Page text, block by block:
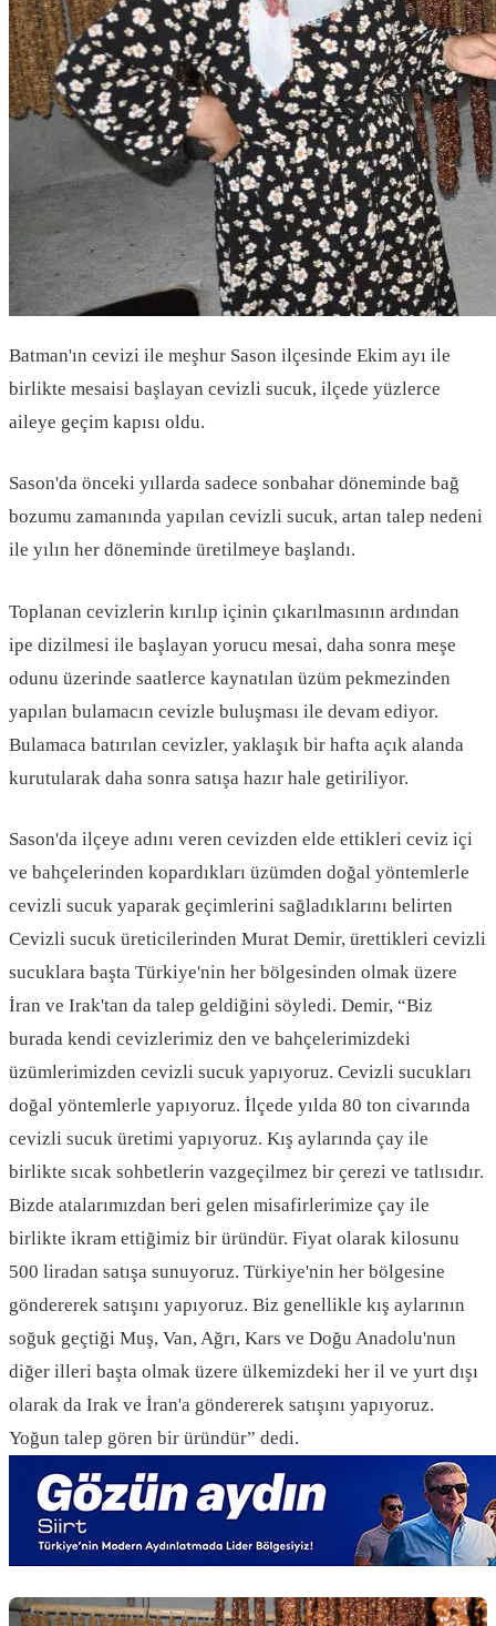
Batman'ın cevizi ile meşhur Sason ilçesinde Ekim ayı ile
birlikte mesaisi başlayan cevizli sucuk, ilçede yüzlerce
aileye geçim kapısı oldu.
Sason'da önceki yıllarda sadece sonbahar döneminde bağ
bozumu zamanında yapılan cevizli sucuk, artan talep nedeni
ile yılın her döneminde üretilmeye başlandı.
Toplanan cevizlerin kırılıp içinin çıkarılmasının ardından
ipe dizilmesi ile başlayan yorucu mesai, daha sonra meşe
odunu üzerinde saatlerce kaynatılan üzüm pekmezinden
yapılan bulamacın cevizle buluşması ile devam ediyor.
Bulamaca batırılan cevizler, yaklaşık bir hafta açık alanda
kurutularak daha sonra satışa hazır hale getiriliyor.
Sason'da ilçeye adını veren cevizden elde ettikleri ceviz içi
ve bahçelerinden kopardıkları üzümden doğal yöntemlerle
cevizli sucuk yaparak geçimlerini sağladıklarını belirten
Cevizli sucuk üreticilerinden Murat Demir, ürettikleri cevizli
sucuklara başta Türkiye'nin her bölgesinden olmak üzere
İran ve Irak'tan da talep geldiğini söyledi. Demir, “Biz
burada kendi cevizlerimiz den ve bahçelerimizdeki
üzümlerimizden cevizli sucuk yapıyoruz. Cevizli sucukları
doğal yöntemlerle yapıyoruz. İlçede yılda 80 ton civarında
cevizli sucuk üretimi yapıyoruz. Kış aylarında çay ile
birlikte sıcak sohbetlerin vazgeçilmez bir çerezi ve tatlısıdır.
Bizde atalarımızdan beri gelen misafirlerimize çay ile
birlikte ikram ettiğimiz bir üründür. Fiyat olarak kilosunu
500 liradan satışa sunuyoruz. Türkiye'nin her bölgesine
göndererek satışını yapıyoruz. Biz genellikle kış aylarının
soğuk geçtiği Muş, Van, Ağrı, Kars ve Doğu Anadolu'nun
diğer illeri başta olmak üzere ülkemizdeki her il ve yurt dışı
olarak da Irak ve İran'a göndererek satışını yapıyoruz.
Yoğun talep gören bir üründür” dedi.